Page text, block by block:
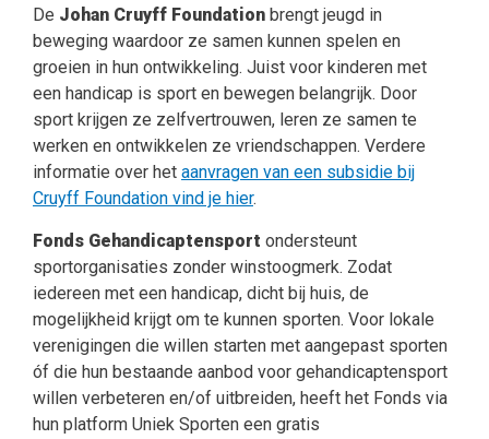
De Johan Cruyff Foundation brengt jeugd in
beweging waardoor ze samen kunnen spelen en
groeien in hun ontwikkeling. Juist voor kinderen met
een handicap is sport en bewegen belangrijk. Door
sport krijgen ze zelfvertrouwen, leren ze samen te
werken en ontwikkelen ze vriendschappen. Verdere
informatie over het aanvragen van een subsidie bij
Cruyff Foundation vind je hier.
Fonds Gehandicaptensport ondersteunt
sportorganisaties zonder winstoogmerk. Zodat
iedereen met een handicap, dicht bij huis, de
mogelijkheid krijgt om te kunnen sporten. Voor lokale
verenigingen die willen starten met aangepast sporten
óf die hun bestaande aanbod voor gehandicaptensport
willen verbeteren en/of uitbreiden, heeft het Fonds via
hun platform Uniek Sporten een gratis